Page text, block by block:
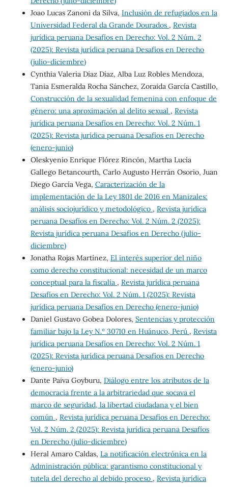
Joao Lucas Zanoni da Silva, Inclusión de refugiados en la
Universidad Federal da Grande Dourados , Revista
jurídica peruana Desafíos en Derecho: Vol. 2 Núm. 2
(2025): Revista jurídica peruana Desafíos en Derecho
(julio-diciembre)
Cynthia Valeria Díaz Díaz, Alba Luz Robles Mendoza,
Tania Esmeralda Rocha Sánchez, Zoraida García Castillo,
Construcción de la sexualidad femenina con enfoque de
género: una aproximación al delito sexual , Revista
jurídica peruana Desafíos en Derecho: Vol. 2 Núm. 1
(2025): Revista jurídica peruana Desafíos en Derecho
(enero-junio)
Oleskyenio Enrique Flórez Rincón, Martha Lucía
Gallego Betancourth, Carlo Augusto Herrán Osorio, Juan
Diego García Vega, Caracterización de la
implementación de la Ley 1801 de 2016 en Manizales:
análisis sociojurídico y metodológico , Revista jurídica
peruana Desafíos en Derecho: Vol. 2 Núm. 2 (2025):
Revista jurídica peruana Desafíos en Derecho (julio-
diciembre)
Jonatha Rojas Martínez, El interés superior del niño
como derecho constitucional: necesidad de un marco
conceptual para la fiscalía , Revista jurídica peruana
Desafíos en Derecho: Vol. 2 Núm. 1 (2025): Revista
jurídica peruana Desafíos en Derecho (enero-junio)
Daniel Gustavo Gobea Dolores, Sentencias y protección
familiar bajo la Ley N.º 30710 en Huánuco, Perú , Revista
jurídica peruana Desafíos en Derecho: Vol. 2 Núm. 1
(2025): Revista jurídica peruana Desafíos en Derecho
(enero-junio)
Dante Paiva Goyburu, Diálogo entre los atributos de la
democracia frente a la arbitrariedad que socava el
marco de seguridad, la libertad ciudadana y el bien
común , Revista jurídica peruana Desafíos en Derecho:
Vol. 2 Núm. 2 (2025): Revista jurídica peruana Desafíos
en Derecho (julio-diciembre)
Heral Amaro Caldas, La notificación electrónica en la
Administración pública: garantismo constitucional y
tutela del derecho al debido proceso , Revista jurídica